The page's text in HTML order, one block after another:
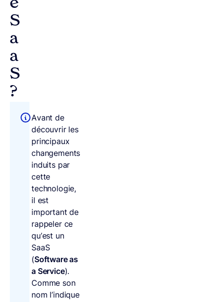
e
S
a
a
S
?
Avant de
découvrir les
principaux
changements
induits par
cette
technologie,
il est
important de
rappeler ce
qu’est un
SaaS
(Software as
a Service).
Comme son
nom l’indique